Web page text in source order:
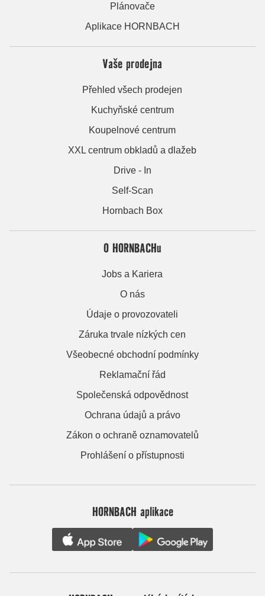
Plánovače
Aplikace HORNBACH
Vaše prodejna
Přehled všech prodejen
Kuchyňské centrum
Koupelnové centrum
XXL centrum obkladů a dlažeb
Drive - In
Self-Scan
Hornbach Box
O HORNBACHu
Jobs a Kariera
O nás
Údaje o provozovateli
Záruka trvale nízkých cen
Všeobecné obchodní podmínky
Reklamační řád
Společenská odpovědnost
Ochrana údajů a právo
Zákon o ochraně oznamovatelů
Prohlášení o přístupnosti
HORNBACH aplikace